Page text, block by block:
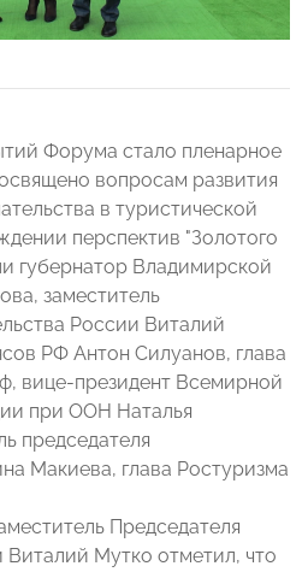
Форума стало пленарное
вопросам развития
в туристической
перспектив "Золотого
губернатор Владимирской
заместитель
России Виталий
РФ Антон Силуанов, глава
вице-президент Всемирной
при ООН Наталья
председателя
Макиева, глава Ростуризма
Председателя
Виталий Мутко отметил, что